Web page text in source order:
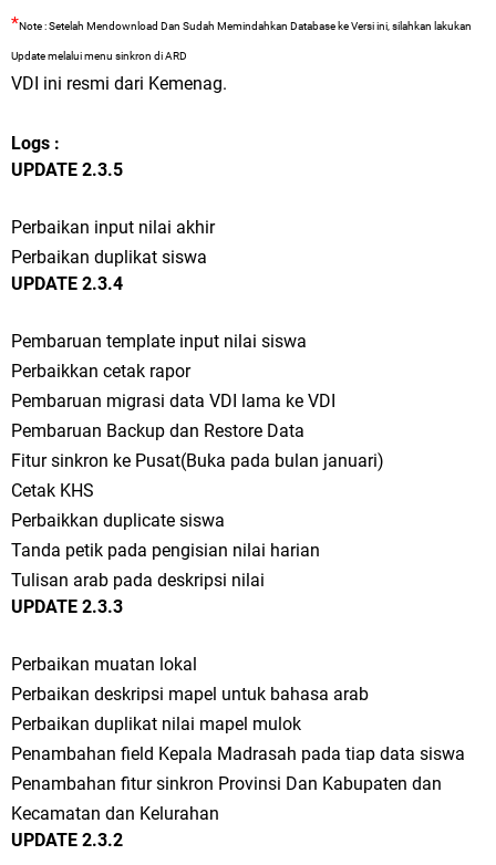
*Note : Setelah Mendownload Dan Sudah Memindahkan Database ke Versi ini, silahkan lakukan
Update melalui menu sinkron di ARD
VDI ini resmi dari Kemenag.
Logs :
UPDATE 2.3.5
Perbaikan input nilai akhir
Perbaikan duplikat siswa
UPDATE 2.3.4
Pembaruan template input nilai siswa
Perbaikkan cetak rapor
Pembaruan migrasi data VDI lama ke VDI
Pembaruan Backup dan Restore Data
Fitur sinkron ke Pusat(Buka pada bulan januari)
Cetak KHS
Perbaikkan duplicate siswa
Tanda petik pada pengisian nilai harian
Tulisan arab pada deskripsi nilai
UPDATE 2.3.3
Perbaikan muatan lokal
Perbaikan deskripsi mapel untuk bahasa arab
Perbaikan duplikat nilai mapel mulok
Penambahan field Kepala Madrasah pada tiap data siswa
Penambahan fitur sinkron Provinsi Dan Kabupaten dan
Kecamatan dan Kelurahan
UPDATE 2.3.2